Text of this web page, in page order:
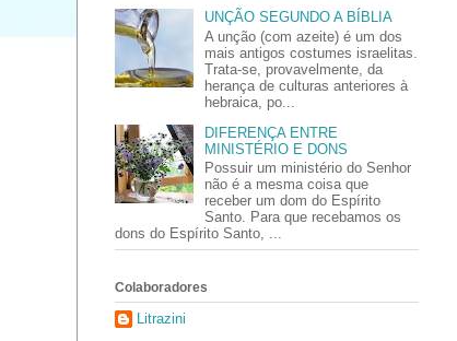
UNÇÃO SEGUNDO A BÍBLIA
A unção (com azeite) é um dos
mais antigos costumes israelitas.
Trata-se, provavelmente, da
herança de culturas anteriores à
hebraica, po...
DIFERENÇA ENTRE
MINISTÉRIO E DONS
Possuir um ministério do Senhor
não é a mesma coisa que
receber um dom do Espírito
Santo. Para que recebamos os
dons do Espírito Santo, ...
Colaboradores
Litrazini